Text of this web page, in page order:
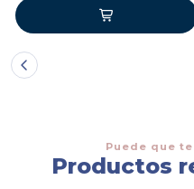
Puede que
Productos